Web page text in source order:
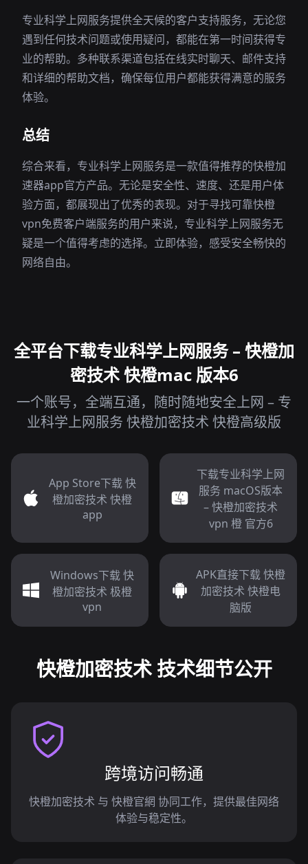
专业科学上网服务提供全天候的客户支持服务，无论您
遇到任何技术问题或使用疑问，都能在第一时间获得专
业的帮助。多种联系渠道包括在线实时聊天、邮件支持
和详细的帮助文档，确保每位用户都能获得满意的服务
体验。
总结
综合来看，专业科学上网服务是一款值得推荐的快橙加
速器app官方产品。无论是安全性、速度、还是用户体
验方面，都展现出了优秀的表现。对于寻找可靠快橙
vpn免费客户端服务的用户来说，专业科学上网服务无
疑是一个值得考虑的选择。立即体验，感受安全畅快的
网络自由。
全平台下载专业科学上网服务 – 快橙加
密技术 快橙mac 版本6
一个账号，全端互通，随时随地安全上网 – 专
业科学上网服务 快橙加密技术 快橙高级版
App Store下载 快
橙加密技术 快橙
app
下载专业科学上网
服务 macOS版本
– 快橙加密技术
vpn 橙 官方6
Windows下载 快
橙加密技术 极橙
vpn
APK直接下载 快橙
加密技术 快橙电
脑版
快橙加密技术 技术细节公开
跨境访问畅通
快橙加密技术 与 快橙官網 协同工作，提供最佳网络
体验与稳定性。